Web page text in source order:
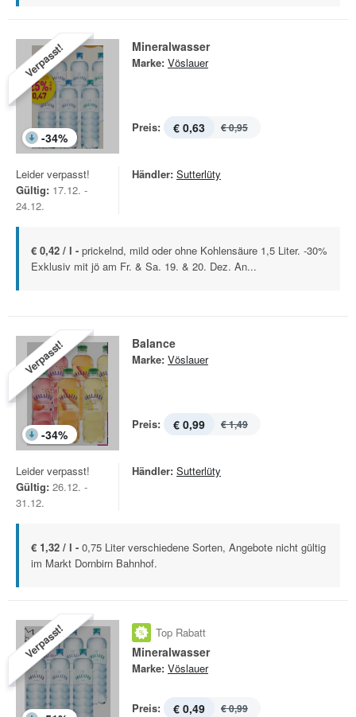
Verpasst!
-34%
Mineralwasser
Marke: Vöslauer
Preis: € 0,63 € 0,95
Leider verpasst!
Gültig: 17.12. -
24.12.
Händler: Sutterlüty
€ 0,42 / l - prickelnd, mild oder ohne Kohlensäure 1,5 Liter. -30%
Exklusiv mit jö am Fr. & Sa. 19. & 20. Dez. An...
Verpasst!
-34%
Balance
Marke: Vöslauer
Preis: € 0,99 € 1,49
Leider verpasst!
Gültig: 26.12. -
31.12.
Händler: Sutterlüty
€ 1,32 / l - 0,75 Liter verschiedene Sorten, Angebote nicht gültig
im Markt Dornbirn Bahnhof.
Verpasst! Top Rabatt
Mineralwasser
Marke: Vöslauer
Preis: € 0,49 € 0,99